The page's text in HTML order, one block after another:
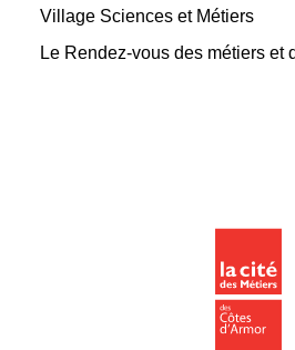
Village Sciences et Métiers
Le Rendez-vous des métiers et